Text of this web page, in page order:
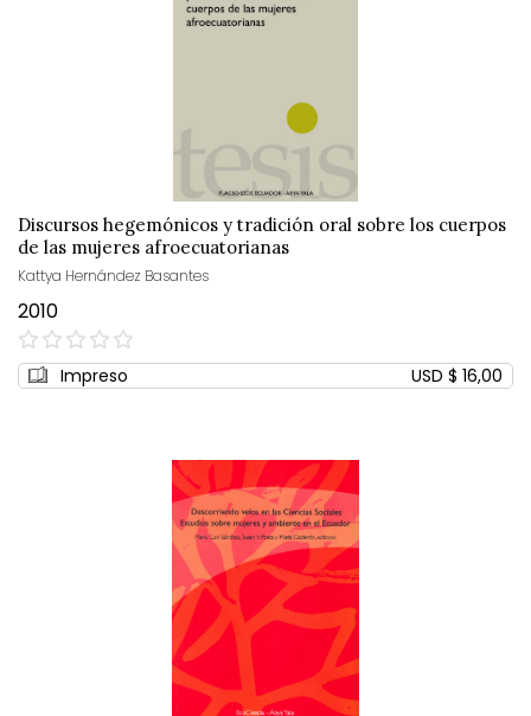
Discursos hegemónicos y tradición oral sobre los cuerpos
de las mujeres afroecuatorianas
Kattya Hernández Basantes
2010
0%
Impreso USD $ 16,00